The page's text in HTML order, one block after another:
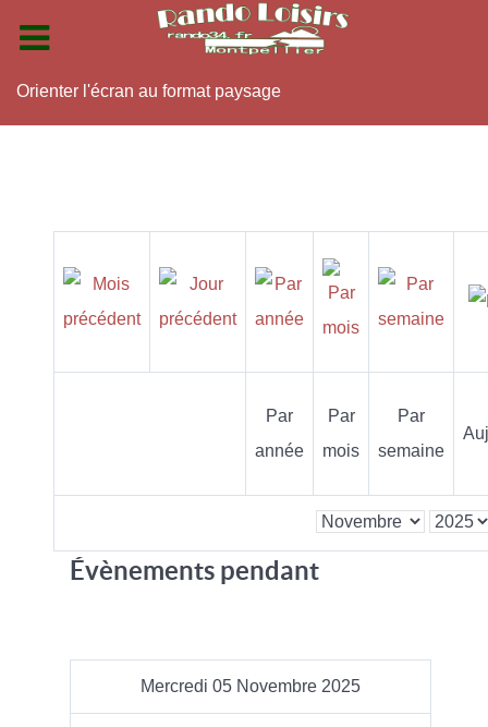
Orienter l'écran au format paysage
Par
année
Par
mois
Par
semaine
Évènements pendant
Mercredi 05 Novembre 2025